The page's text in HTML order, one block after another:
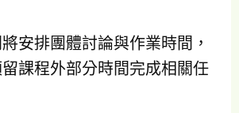
安排團體討論與作業時間，
課程外部分時間完成相關任